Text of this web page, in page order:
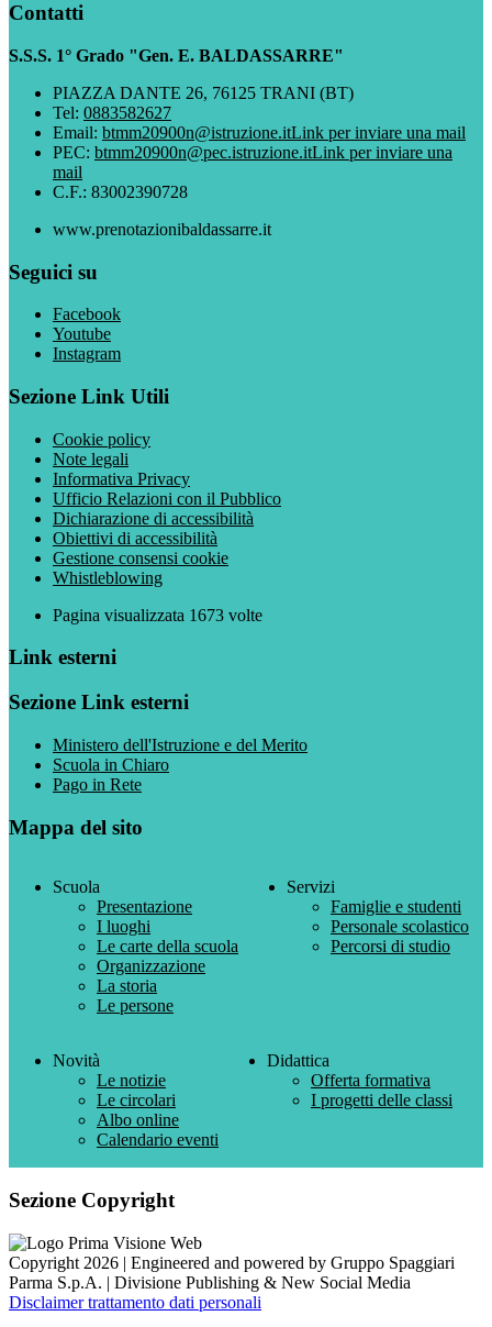
Contatti
S.S.S. 1° Grado "Gen. E. BALDASSARRE"
PIAZZA DANTE 26, 76125 TRANI (BT)
Tel: 0883582627
Email: btmm20900n@istruzione.itLink per inviare una mail
PEC: btmm20900n@pec.istruzione.itLink per inviare una
mail
C.F.: 83002390728
www.prenotazionibaldassarre.it
Seguici su
Facebook
Youtube
Instagram
Sezione Link Utili
Cookie policy
Note legali
Informativa Privacy
Ufficio Relazioni con il Pubblico
Dichiarazione di accessibilità
Obiettivi di accessibilità
Gestione consensi cookie
Whistleblowing
Pagina visualizzata 1673 volte
Link esterni
Sezione Link esterni
Ministero dell'Istruzione e del Merito
Scuola in Chiaro
Pago in Rete
Mappa del sito
Scuola
Presentazione
I luoghi
Le carte della scuola
Organizzazione
La storia
Le persone
Servizi
Famiglie e studenti
Personale scolastico
Percorsi di studio
Novità
Le notizie
Le circolari
Albo online
Calendario eventi
Didattica
Offerta formativa
I progetti delle classi
Sezione Copyright
Copyright 2026 | Engineered and powered by Gruppo Spaggiari
Parma S.p.A. | Divisione Publishing & New Social Media
Disclaimer trattamento dati personali